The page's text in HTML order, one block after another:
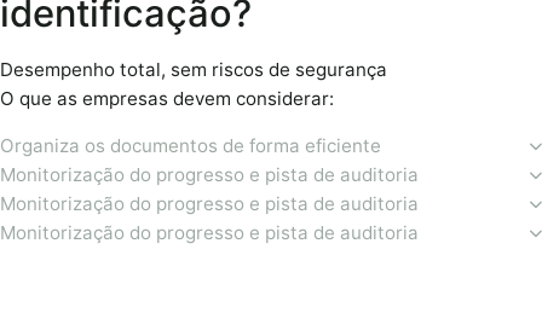
identificação?
Desempenho total, sem riscos de segurança
O que as empresas devem considerar:
Organiza os documentos de forma eficiente
Monitorização do progresso e pista de auditoria
Monitorização do progresso e pista de auditoria
Monitorização do progresso e pista de auditoria